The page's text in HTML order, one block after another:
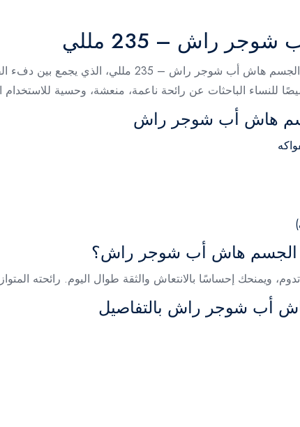
راش – 235 مللي
استمتعي برائحة حلوة وجذابة مع معطر الجسم هاش
للنساء الباحثات عن رائحة ناعمة، منعشة، وحسية للاستخدام
هاش أب شوجر راش
الجسم هاش أب شوجر راش؟
ويمنحك إحساسًا بالانتعاش والثقة طوال اليوم. رائحته
أب شوجر راش بالتفاصيل